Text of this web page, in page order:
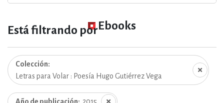
Ebooks
Está filtrando por
Colección
Letras para Volar : Poesía Hugo Gutiérrez Vega